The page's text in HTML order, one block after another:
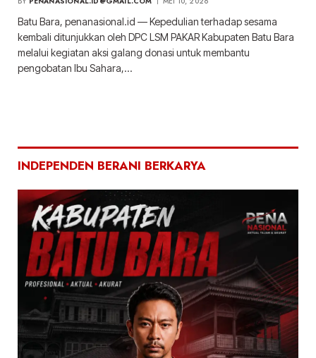
Batu Bara, penanasional.id — Kepedulian terhadap sesama
kembali ditunjukkan oleh DPC LSM PAKAR Kabupaten Batu Bara
melalui kegiatan aksi galang donasi untuk membantu
pengobatan Ibu Sahara,…
INDEPENDEN BERANI BERKARYA